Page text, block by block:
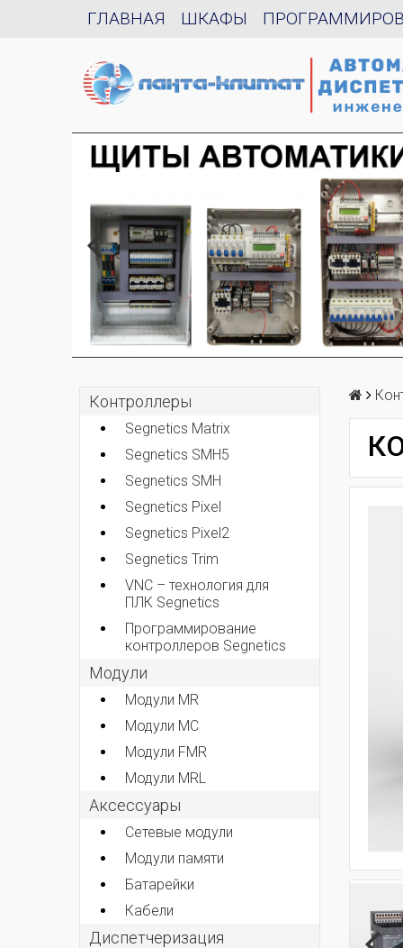
ГЛАВНАЯ ШКАФЫ
Контроллеры
Segnetics Matrix
Segnetics SMH5
Segnetics SMH
Segnetics Pixel
Segnetics Pixel2
Segnetics Trim
VNC – технология для
ПЛК Segnetics
Программирование
контроллеров Segnetics
Модули
Модули MR
Модули MC
Модули FMR
Модули MRL
Аксеcсуары
Сетевые модули
Модули памяти
Батарейки
Кабели
Диспетчеризация